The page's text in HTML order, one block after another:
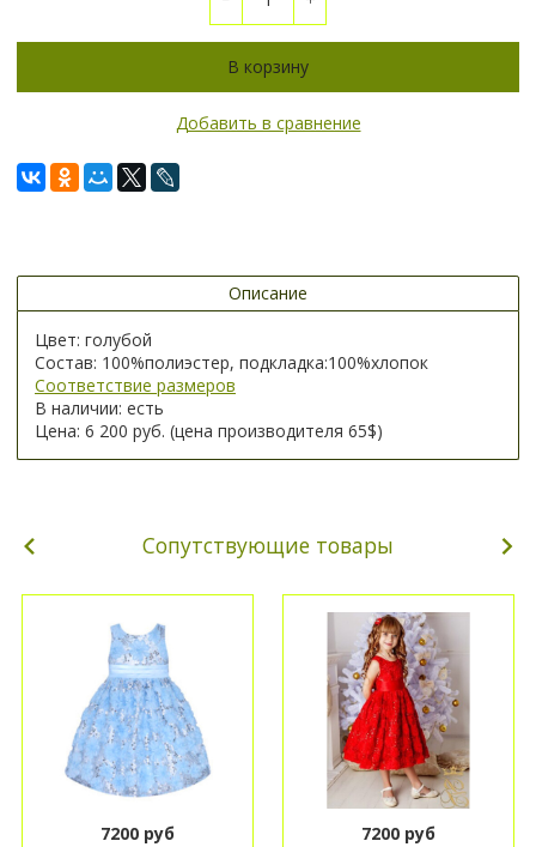
В корзину
Добавить в сравнение
Описание
Цвет: голубой
Состав: 100%полиэстер, подкладка:100%хлопок
Соответствие размеров
В наличии: есть
Цена: 6 200 руб. (цена производителя 65$)
Сопутствующие товары
7200 руб 7200 руб